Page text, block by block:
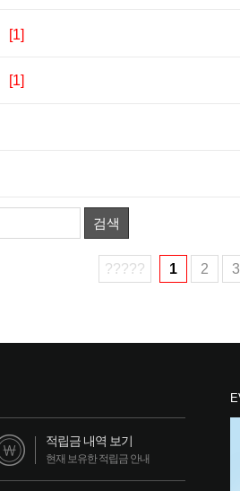
[1]
[1]
검색
????? 1 2 3
적립금 내역 보기
현재 보유한 적립금 안내